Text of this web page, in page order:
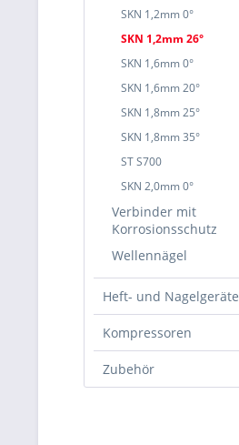
SKN 1,2mm 0°
SKN 1,2mm 26°
SKN 1,6mm 0°
SKN 1,6mm 20°
SKN 1,8mm 25°
SKN 1,8mm 35°
ST S700
SKN 2,0mm 0°
Verbinder mit
Korrosionsschutz
Wellennägel
Heft- und Nagelgeräte
Kompressoren
Zubehör